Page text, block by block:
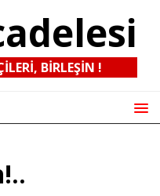
BIRLEŞIN !